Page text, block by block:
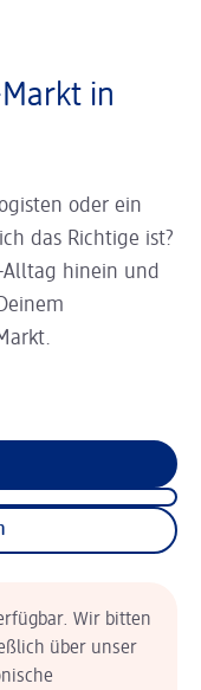
in
oder ein
das Richtige ist?
Alltag hinein und
Wir bitten
über unser